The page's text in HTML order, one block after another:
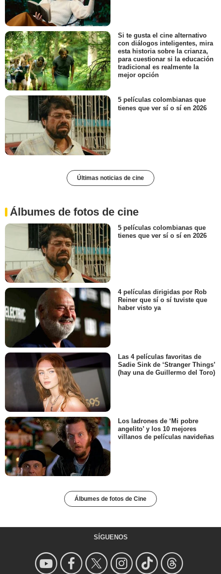
Si te gusta el cine alternativo
con diálogos inteligentes, mira
esta historia sobre la crianza,
para cuestionar si la educación
tradicional es realmente la
mejor opción
5 películas colombianas que
tienes que ver sí o sí en 2026
Últimas noticias de cine
Álbumes de fotos de cine
5 películas colombianas que
tienes que ver sí o sí en 2026
4 películas dirigidas por Rob
Reiner que sí o sí tuviste que
haber visto ya
Las 4 películas favoritas de
Sadie Sink de ‘Stranger Things’
(hay una de Guillermo del Toro)
Los ladrones de ‘Mi pobre
angelito’ y los 10 mejores
villanos de películas navideñas
Álbumes de fotos de Cine
SÍGUENOS